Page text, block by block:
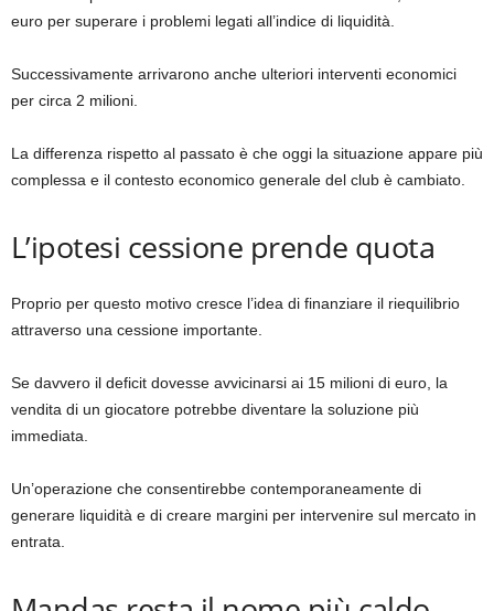
euro per superare i problemi legati all’indice di liquidità.
Successivamente arrivarono anche ulteriori interventi economici
per circa 2 milioni.
La differenza rispetto al passato è che oggi la situazione appare più
complessa e il contesto economico generale del club è cambiato.
L’ipotesi cessione prende quota
Proprio per questo motivo cresce l’idea di finanziare il riequilibrio
attraverso una cessione importante.
Se davvero il deficit dovesse avvicinarsi ai 15 milioni di euro, la
vendita di un giocatore potrebbe diventare la soluzione più
immediata.
Un’operazione che consentirebbe contemporaneamente di
generare liquidità e di creare margini per intervenire sul mercato in
entrata.